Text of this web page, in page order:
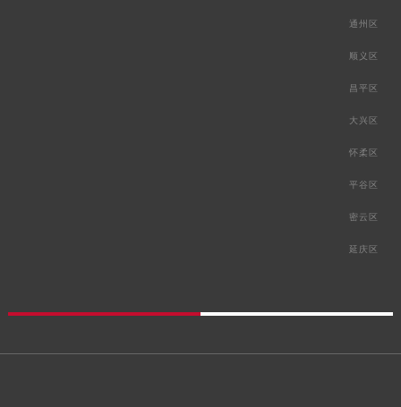
通州区
顺义区
昌平区
大兴区
怀柔区
平谷区
密云区
延庆区